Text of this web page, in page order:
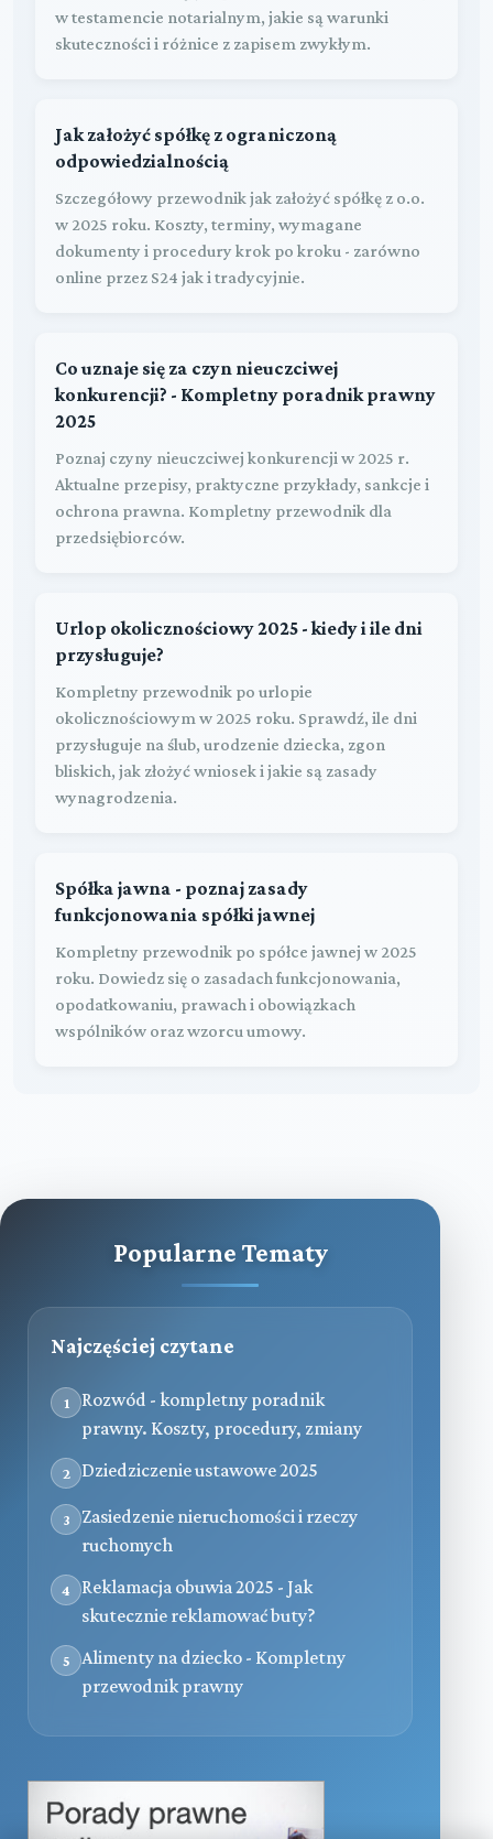
w testamencie notarialnym, jakie są warunki
skuteczności i różnice z zapisem zwykłym.
Jak założyć spółkę z ograniczoną
odpowiedzialnością
Szczegółowy przewodnik jak założyć spółkę z o.o.
w 2025 roku. Koszty, terminy, wymagane
dokumenty i procedury krok po kroku - zarówno
online przez S24 jak i tradycyjnie.
Co uznaje się za czyn nieuczciwej
konkurencji? - Kompletny poradnik prawny
2025
Poznaj czyny nieuczciwej konkurencji w 2025 r.
Aktualne przepisy, praktyczne przykłady, sankcje i
ochrona prawna. Kompletny przewodnik dla
przedsiębiorców.
Urlop okolicznościowy 2025 - kiedy i ile dni
przysługuje?
Kompletny przewodnik po urlopie
okolicznościowym w 2025 roku. Sprawdź, ile dni
przysługuje na ślub, urodzenie dziecka, zgon
bliskich, jak złożyć wniosek i jakie są zasady
wynagrodzenia.
Spółka jawna - poznaj zasady
funkcjonowania spółki jawnej
Kompletny przewodnik po spółce jawnej w 2025
roku. Dowiedz się o zasadach funkcjonowania,
opodatkowaniu, prawach i obowiązkach
wspólników oraz wzorcu umowy.
Popularne Tematy
Najczęściej czytane
1
Rozwód - kompletny poradnik
prawny. Koszty, procedury, zmiany
2 Dziedziczenie ustawowe 2025
3
Zasiedzenie nieruchomości i rzeczy
ruchomych
4
Reklamacja obuwia 2025 - Jak
skutecznie reklamować buty?
5
Alimenty na dziecko - Kompletny
przewodnik prawny